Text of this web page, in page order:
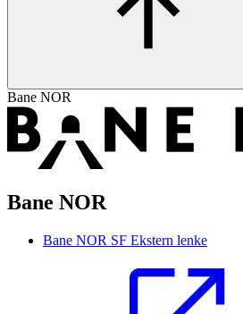
Bane NOR
Bane NOR
Bane NOR SF Ekstern lenke